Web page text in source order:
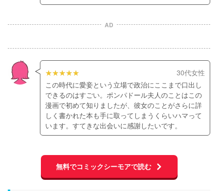
AD
30代女性
この時代に愛妾という立場で政治にここまで口出し
できるのはすごい。ポンパドール夫人のことはこの
漫画で初めて知りましたが、彼女のことがさらに詳
しく書かれた本も手に取ってしまうくらいハマって
います。すてきな出会いに感謝したいです。
無料でコミックシーモアで読む